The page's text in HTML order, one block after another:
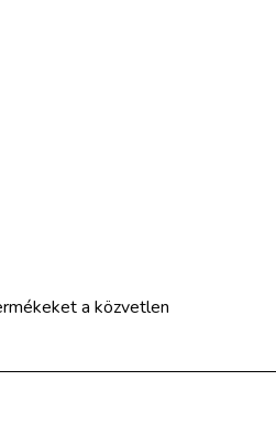
a közvetlen